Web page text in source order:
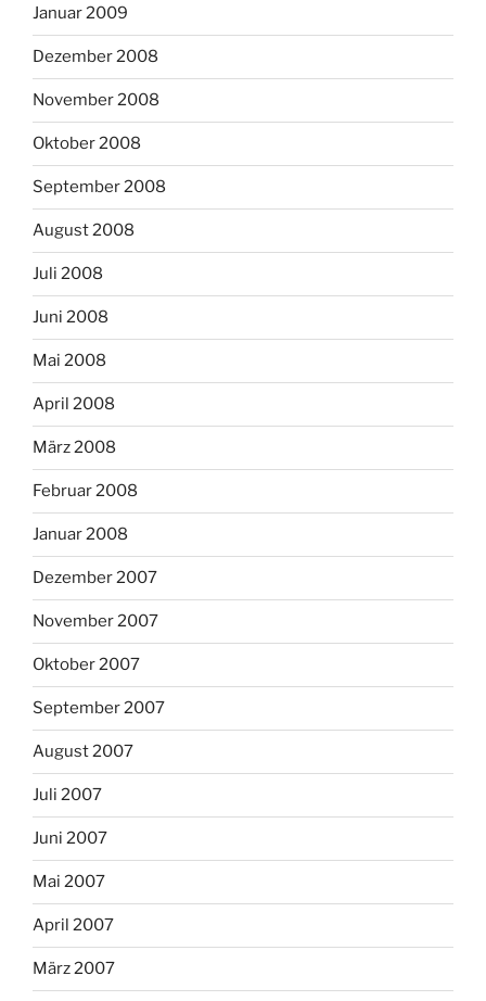
Januar 2009
Dezember 2008
November 2008
Oktober 2008
September 2008
August 2008
Juli 2008
Juni 2008
Mai 2008
April 2008
März 2008
Februar 2008
Januar 2008
Dezember 2007
November 2007
Oktober 2007
September 2007
August 2007
Juli 2007
Juni 2007
Mai 2007
April 2007
März 2007